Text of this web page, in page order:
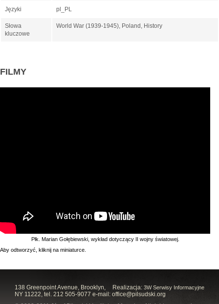
Języki pl_PL
Słowa
kluczowe
World War (1939-1945), Poland, History
FILMY
Płk. Marian Gołębiewski, wykład dotyczący II wojny światowej.
Aby odtworzyć, kliknij na miniaturce.
Realizacja: 3W Serwisy Informacyjne
138 Greenpoint Avenue, Brooklyn,
NY 11222, tel. 212 505-9077 e-mail: office@pilsudski.org